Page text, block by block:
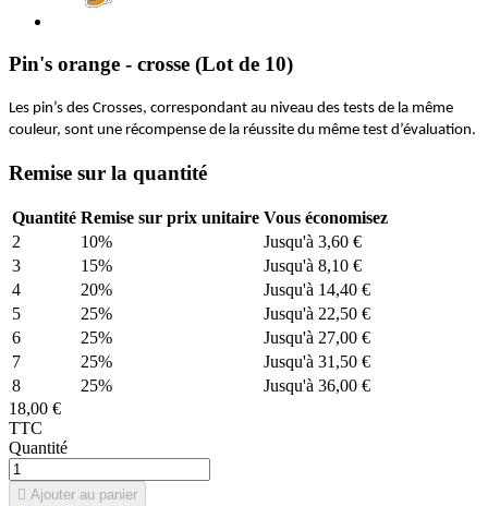
Pin's orange - crosse (Lot de 10)
Les pin’s des Crosses, correspondant au niveau des tests de la même
couleur, sont une récompense de la réussite du même test d’évaluation.
Remise sur la quantité
Quantité Remise sur prix unitaire Vous économisez
2
10%
Jusqu'à 3,60 €
3
15%
Jusqu'à 8,10 €
4
20%
Jusqu'à 14,40 €
5
25%
Jusqu'à 22,50 €
6
25%
Jusqu'à 27,00 €
7
25%
Jusqu'à 31,50 €
8
25%
Jusqu'à 36,00 €
18,00 €
TTC
Quantité
 Ajouter au panier